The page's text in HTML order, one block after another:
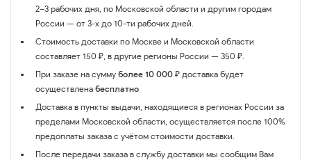
2–3 рабочих дня, по Московской области и другим городам
России — от 3-х до 10-ти рабочих дней.
Стоимость доставки по Москве и Московской области
составляет 150 ₽, в другие регионы России — 350 ₽.
При заказе на сумму более 10 000 ₽ доставка будет
осуществлена бесплатно
Доставка в пункты выдачи, находящиеся в регионах России за
пределами Московской области, осуществляется после 100%
предоплаты заказа с учётом стоимости доставки.
После передачи заказа в службу доставки мы сообщим Вам